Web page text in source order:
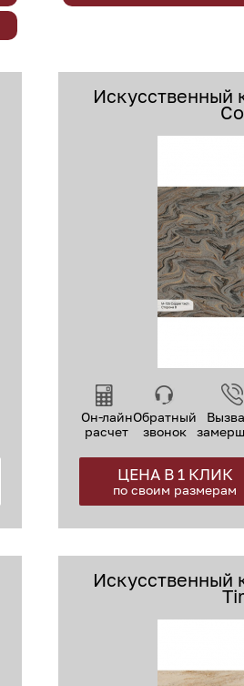
Искусственный
Он-лайн
расчет
Обратный
звонок
ЦЕНА В 1 КЛИК
по своим размерам
Искусственный